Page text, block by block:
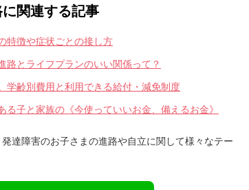
関連する記事
特徴や症状ごとの接し方
路とライフプランのいい関係って？
学齢別費用と利用できる給付・減免制度
子と家族の《今使っていいお金、備えるお金》
達障害のお子さまの進路や自立に関して様々なテー